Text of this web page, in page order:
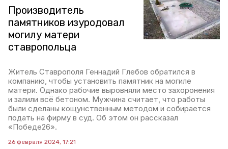
Производитель
памятников изуродовал
могилу матери
ставропольца
Житель Ставрополя Геннадий Глебов обратился в
компанию, чтобы установить памятник на могиле
матери. Однако рабочие выровняли место захоронения
и залили всё бетоном. Мужчина считает, что работы
были сделаны кощунственным методом и собирается
подать на фирму в суд. Об этом он рассказал
«Победе26».
26 февраля 2024, 17:21